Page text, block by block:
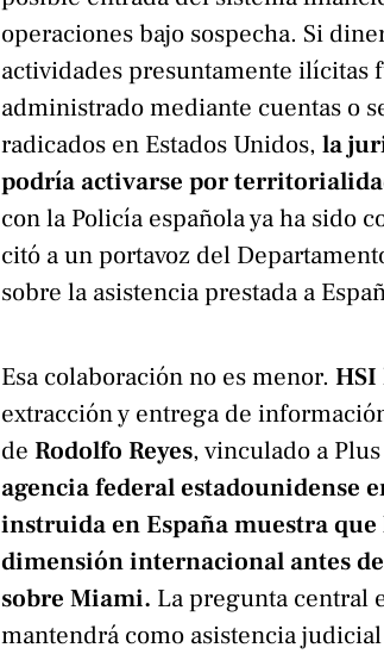
operaciones bajo sospecha. Si
actividades presuntamente ilícitas
administrado mediante cuentas o
radicados en Estados Unidos,la
podría activarse por
con la Policía española ya ha sido
citó a un portavoz del
sobre la asistencia prestada a
Esa colaboración no es menor.HSI
extracción y entrega de
deRodolfo Reyes, vinculado a
agencia federal estadounidense
instruida en España muestra que
dimensión internacional antes
sobre Miami. La pregunta central
mantendrá como asistencia